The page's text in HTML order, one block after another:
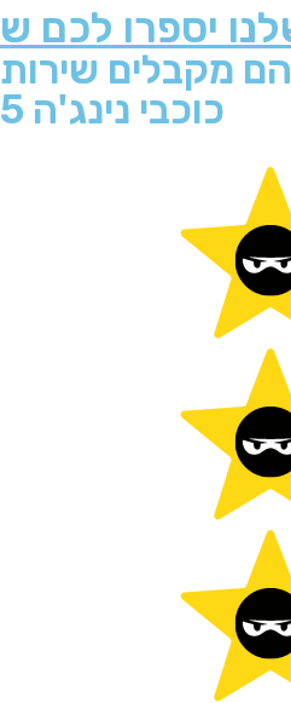
הם מקבלים שירות
5 כוכבי נינג'ה